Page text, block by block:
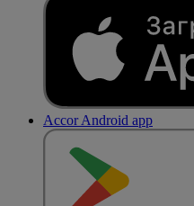
Accor Android app